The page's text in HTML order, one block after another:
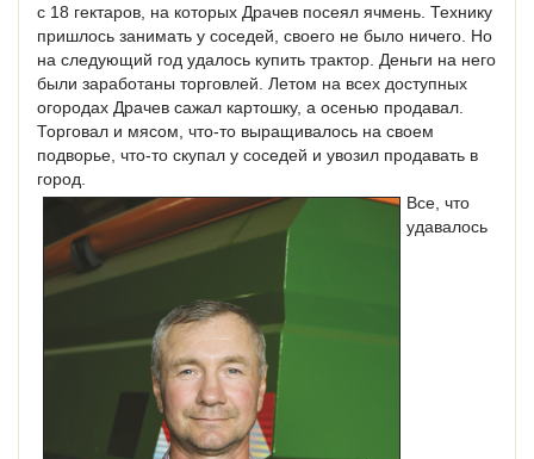
с 18 гектаров, на которых Драчев посеял ячмень. Технику
пришлось занимать у соседей, своего не было ничего. Но
на следующий год удалось купить трактор. Деньги на него
были заработаны торговлей. Летом на всех доступных
огородах Драчев сажал картошку, а осенью продавал.
Торговал и мясом, что-то выращивалось на своем
подворье, что-то скупал у соседей и увозил продавать в
город.
Все, что
удавалось